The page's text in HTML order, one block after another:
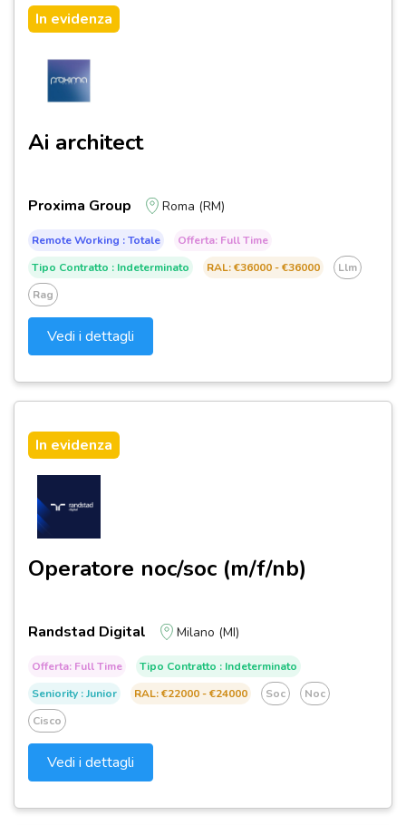
In evidenza
Ai architect
Proxima Group Roma (RM)
Remote Working : Totale
Offerta: Full Time
Tipo Contratto : Indeterminato
RAL: €36000 - €36000
Llm
Rag
Vedi i dettagli
In evidenza
Operatore noc/soc (m/f/nb)
Randstad Digital Milano (MI)
Offerta: Full Time
Tipo Contratto : Indeterminato
Seniority : Junior
RAL: €22000 - €24000 Soc
Noc
Cisco
Vedi i dettagli